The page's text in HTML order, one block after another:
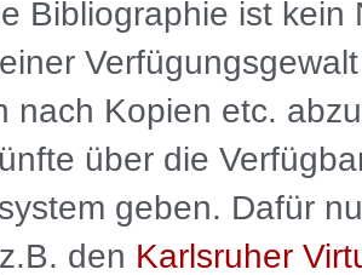
Bibliographie ist kein
nach Kopien etc.
über die
geben. Dafür
den Karlsruher